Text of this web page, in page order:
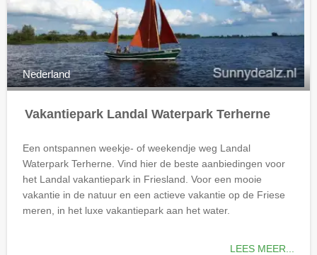
Nederland
Vakantiepark Landal Waterpark Terherne
Een ontspannen weekje- of weekendje weg Landal
Waterpark Terherne. Vind hier de beste aanbiedingen voor
het Landal vakantiepark in Friesland. Voor een mooie
vakantie in de natuur en een actieve vakantie op de Friese
meren, in het luxe vakantiepark aan het water.
LEES MEER...